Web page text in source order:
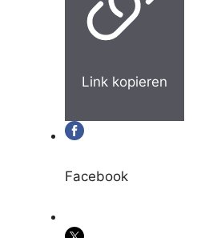
Link kopieren
Facebook